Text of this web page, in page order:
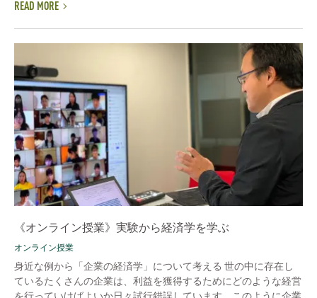
READ MORE
《オンライン授業》実験から経済学を学ぶ
オンライン授業
身近な例から「企業の経済学」について考える 世の中に存在し
ているたくさんの企業は、利益を獲得するためにどのような経営
を行っていけばよいか日々試行錯誤しています。このように企業